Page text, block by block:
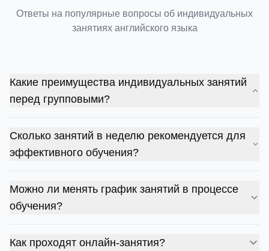
Ответы на популярные вопросы об индивидуальных
занятиях английского языка
Какие преимущества индивидуальных занятий
перед групповыми?
Сколько занятий в неделю рекомендуется для
эффективного обучения?
Можно ли менять график занятий в процессе
обучения?
Как проходят онлайн-занятия?